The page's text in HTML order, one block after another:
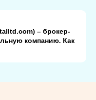
– брокер-
компанию. Как